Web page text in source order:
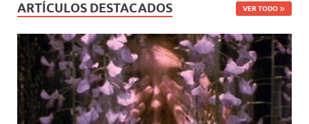
ARTÍCULOS DESTACADOS VER TODO